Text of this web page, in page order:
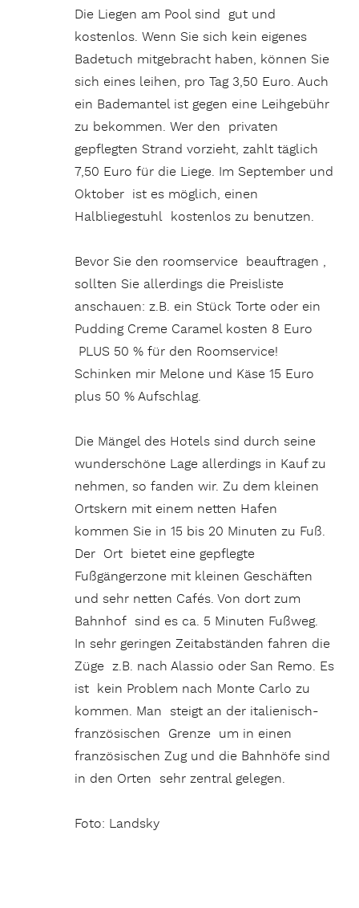
Die Liegen am Pool sind gut und
kostenlos. Wenn Sie sich kein eigenes
Badetuch mitgebracht haben, können Sie
sich eines leihen, pro Tag 3,50 Euro. Auch
ein Bademantel ist gegen eine Leihgebühr
zu bekommen. Wer den privaten
gepflegten Strand vorzieht, zahlt täglich
7,50 Euro für die Liege. Im September und
Oktober ist es möglich, einen
Halbliegestuhl kostenlos zu benutzen.
Bevor Sie den roomservice beauftragen ,
sollten Sie allerdings die Preisliste
anschauen: z.B. ein Stück Torte oder ein
Pudding Creme Caramel kosten 8 Euro
PLUS 50 % für den Roomservice!
Schinken mir Melone und Käse 15 Euro
plus 50 % Aufschlag.
Die Mängel des Hotels sind durch seine
wunderschöne Lage allerdings in Kauf zu
nehmen, so fanden wir. Zu dem kleinen
Ortskern mit einem netten Hafen
kommen Sie in 15 bis 20 Minuten zu Fuß.
Der Ort bietet eine gepflegte
Fußgängerzone mit kleinen Geschäften
und sehr netten Cafés. Von dort zum
Bahnhof sind es ca. 5 Minuten Fußweg.
In sehr geringen Zeitabständen fahren die
Züge z.B. nach Alassio oder San Remo. Es
ist kein Problem nach Monte Carlo zu
kommen. Man steigt an der italienisch-
französischen Grenze um in einen
französischen Zug und die Bahnhöfe sind
in den Orten sehr zentral gelegen.
Foto: Landsky